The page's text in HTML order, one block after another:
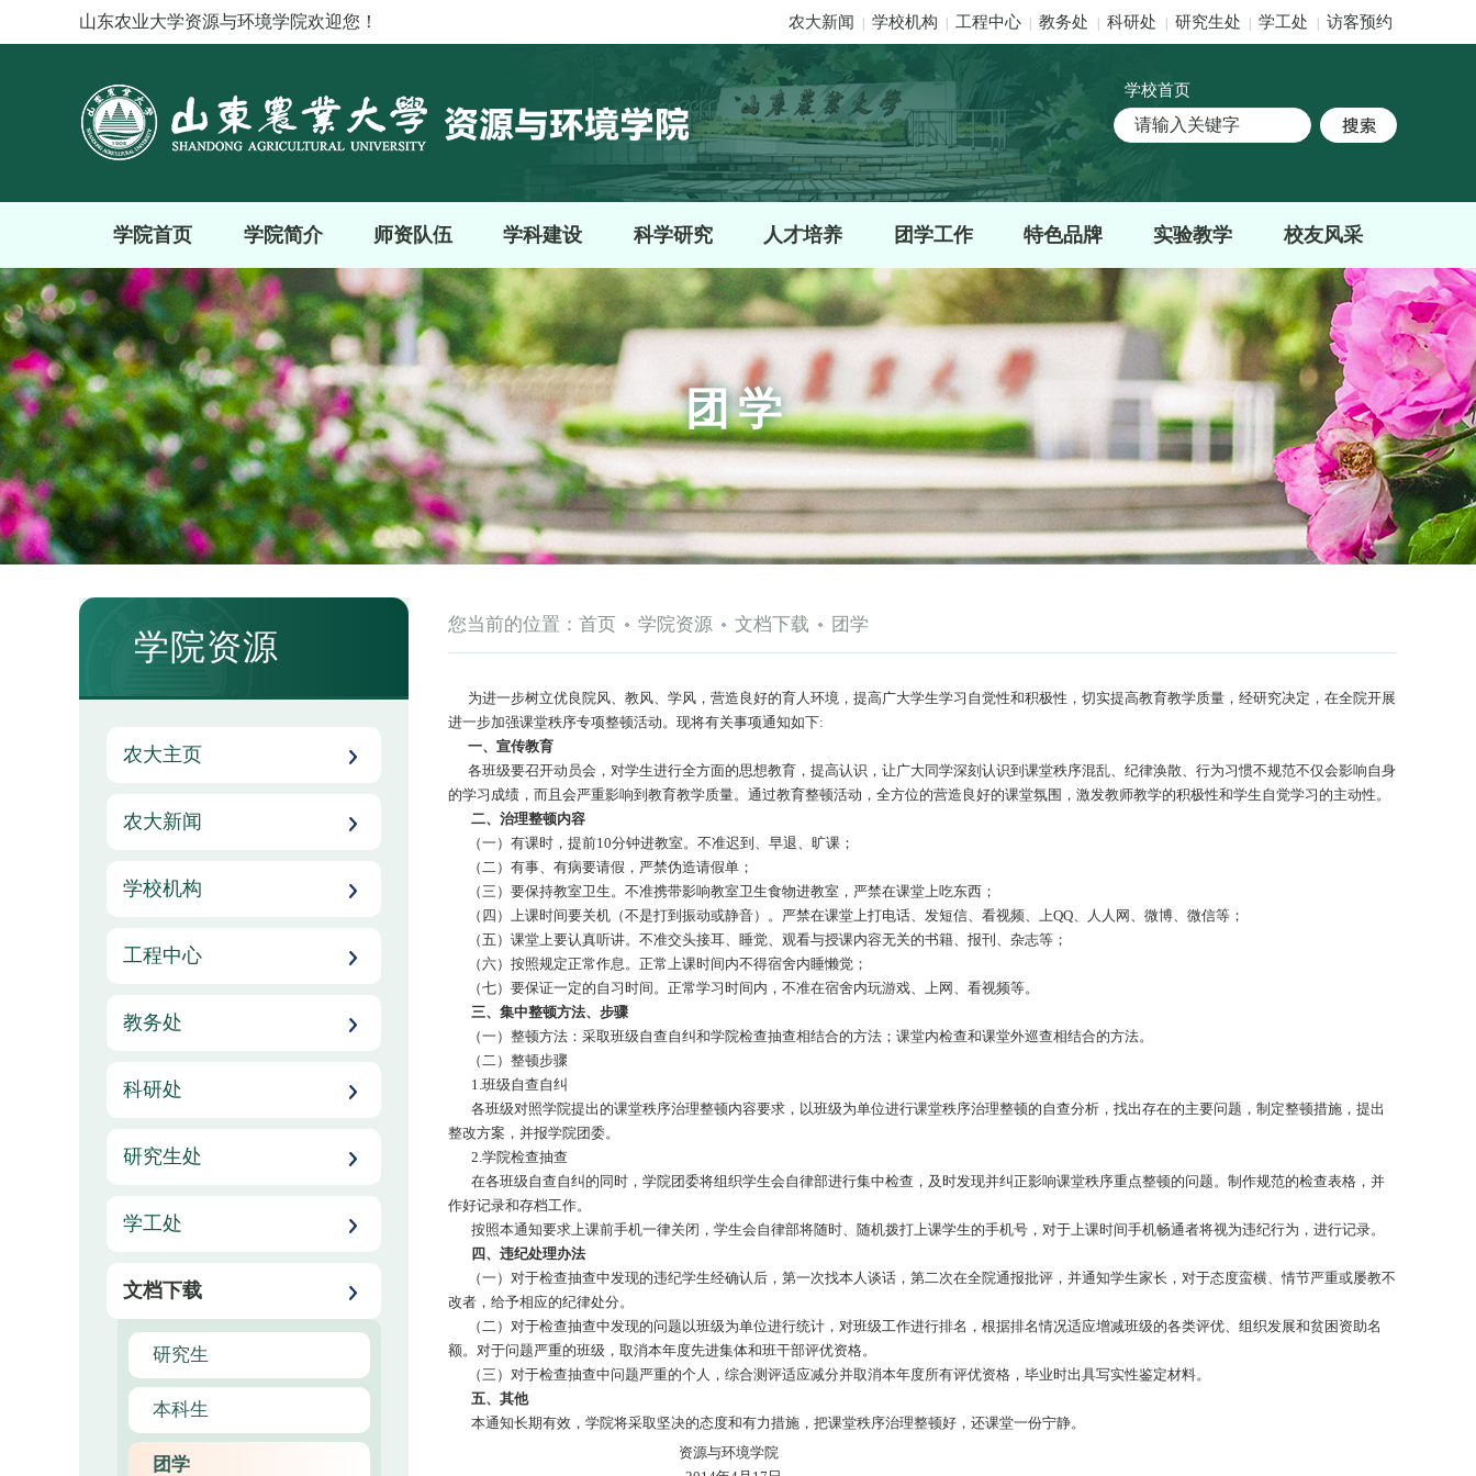
山东农业大学资源与环境学院欢迎您！ 农大新闻 学校机构 工程中心 教务处 科研处 研究生处 学工处 访客预约
学校首页
学院首页 学院简介 师资队伍 学科建设 科学研究 人才培养 团学工作 特色品牌 实验教学 校友风采
团学
您当前的位置： 首页 学院资源 文档下载 团学
为进一步树立优良院风、教风、学风，营造良好的育人环境，提高广大学生学习自觉性和积极性，切实提高教育教学质量，经研究决定，在全院开展
进一步加强课堂秩序专项整顿活动。现将有关事项通知如下:
一、宣传教育
各班级要召开动员会，对学生进行全方面的思想教育，提高认识，让广大同学深刻认识到课堂秩序混乱、纪律涣散、行为习惯不规范不仅会影响自身
的学习成绩，而且会严重影响到教育教学质量。通过教育整顿活动，全方位的营造良好的课堂氛围，激发教师教学的积极性和学生自觉学习的主动性。
二、治理整顿内容
（一）有课时，提前10分钟进教室。不准迟到、早退、旷课；
（二）有事、有病要请假，严禁伪造请假单；
（三）要保持教室卫生。不准携带影响教室卫生食物进教室，严禁在课堂上吃东西；
（四）上课时间要关机（不是打到振动或静音）。严禁在课堂上打电话、发短信、看视频、上QQ、人人网、微博、微信等；
（五）课堂上要认真听讲。不准交头接耳、睡觉、观看与授课内容无关的书籍、报刊、杂志等；
（六）按照规定正常作息。正常上课时间内不得宿舍内睡懒觉；
（七）要保证一定的自习时间。正常学习时间内，不准在宿舍内玩游戏、上网、看视频等。
三、集中整顿方法、步骤
（一）整顿方法：采取班级自查自纠和学院检查抽查相结合的方法；课堂内检查和课堂外巡查相结合的方法。
（二）整顿步骤
1.班级自查自纠
各班级对照学院提出的课堂秩序治理整顿内容要求，以班级为单位进行课堂秩序治理整顿的自查分析，找出存在的主要问题，制定整顿措施，提出
整改方案，并报学院团委。
2.学院检查抽查
在各班级自查自纠的同时，学院团委将组织学生会自律部进行集中检查，及时发现并纠正影响课堂秩序重点整顿的问题。制作规范的检查表格，并
作好记录和存档工作。
按照本通知要求上课前手机一律关闭，学生会自律部将随时、随机拨打上课学生的手机号，对于上课时间手机畅通者将视为违纪行为，进行记录。
四、违纪处理办法
（一）对于检查抽查中发现的违纪学生经确认后，第一次找本人谈话，第二次在全院通报批评，并通知学生家长，对于态度蛮横、情节严重或屡教不
改者，给予相应的纪律处分。
（二）对于检查抽查中发现的问题以班级为单位进行统计，对班级工作进行排名，根据排名情况适应增减班级的各类评优、组织发展和贫困资助名
额。对于问题严重的班级，取消本年度先进集体和班干部评优资格。
（三）对于检查抽查中问题严重的个人，综合测评适应减分并取消本年度所有评优资格，毕业时出具写实性鉴定材料。
五、其他
本通知长期有效，学院将采取坚决的态度和有力措施，把课堂秩序治理整顿好，还课堂一份宁静。
资源与环境学院
学院资源
农大主页
农大新闻
学校机构
工程中心
教务处
科研处
研究生处
学工处
文档下载
研究生
本科生
团学